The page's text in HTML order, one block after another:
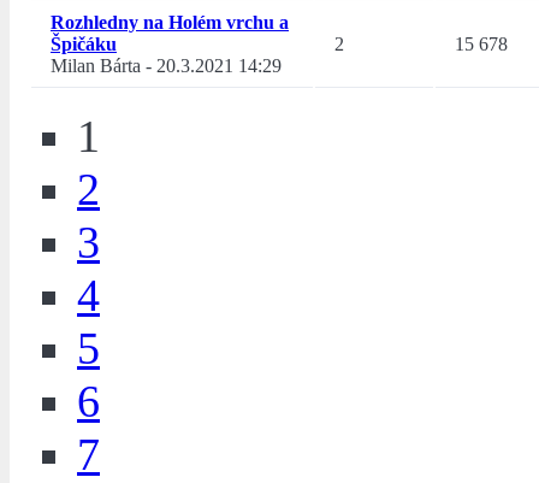
Rozhledny na Holém vrchu a
Špičáku
Milan Bárta - 20.3.2021 14:29
2 15 678
1
2
3
4
5
6
7